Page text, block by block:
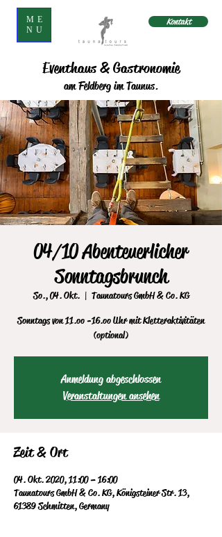
ME
NU
Kontakt
Eventhaus & Gastronomie
am Feldberg im Taunus.
04/10 Abenteuerlicher
Sonntagsbrunch
So., 04. Okt.
  |
Taunatours GmbH & Co. KG
Sonntags von 11.oo -16.oo Uhr mit Kletteraktivitäten
(optional)
Anmeldung abgeschlossen
Veranstaltungen ansehen
Zeit & Ort
04. Okt. 2020, 11:00 – 16:00
Taunatours GmbH & Co. KG, Königsteiner Str. 13,
61389 Schmitten, Germany